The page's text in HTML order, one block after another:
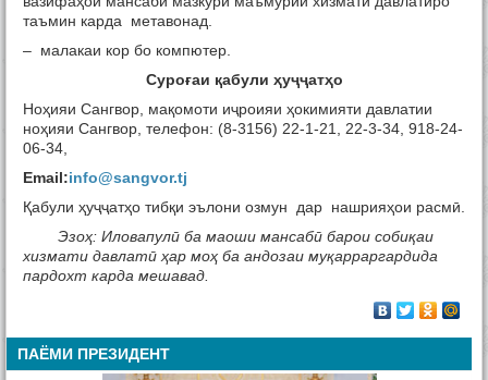
таъмин карда метавонад.
– малакаи кор бо компютер.
Суроғаи қабули ҳуҷҷатҳо
Ноҳияи Сангвор, мақомоти иҷроияи ҳокимияти давлатии
ноҳияи Сангвор, телефон: (8-3156) 22-1-21, 22-3-34, 918-24-
06-34,
Email:info@sangvor.tj
Қабули ҳуҷҷатҳо тибқи эълони озмун дар нашрияҳои расмӣ.
Эзоҳ: Иловапулӣ ба маоши мансабӣ барои собиқаи
хизмати давлатӣ ҳар моҳ ба андозаи муқарраргардида
пардохт карда мешавад.
ПАЁМИ ПРЕЗИДЕНТ